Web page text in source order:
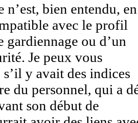
n’est, bien entendu, en
avec le profil
gardiennage ou d’un
Je peux vous
y avait des indices
du personnel, qui a
son début de